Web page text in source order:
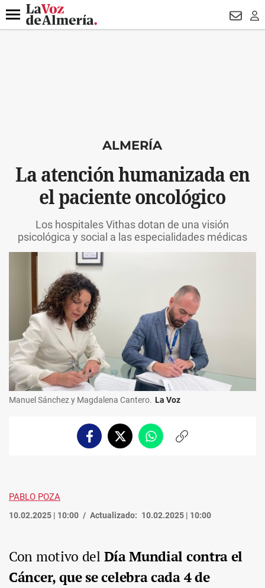
DESTACADO
Menú
ALMERÍA
La atención humanizada en
el paciente oncológico
Los hospitales Vithas dotan de una visión
psicológica y social a las especialidades médicas
Manuel Sánchez y Magdalena Cantero. La Voz
FacebookTwitterWhatsappCopiar
PABLO POZA
10.02.2025 | 10:00 Actualizado: 10.02.2025 | 10:00
Con motivo del Día Mundial contra el
Cáncer, que se celebra cada 4 de